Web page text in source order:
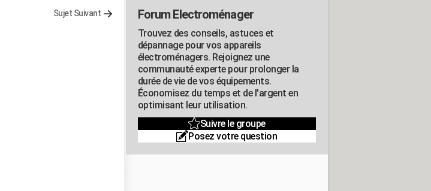
Sujet Suivant Forum Electroménager
Trouvez des conseils, astuces et
dépannage pour vos appareils
électroménagers. Rejoignez une
communauté experte pour prolonger la
durée de vie de vos équipements.
Économisez du temps et de l'argent en
optimisant leur utilisation.
Suivre le groupe
Posez votre question